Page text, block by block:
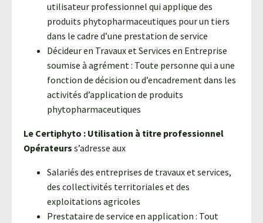
utilisateur professionnel qui applique des
produits phytopharmaceutiques pour un tiers
dans le cadre d’une prestation de service
Décideur en Travaux et Services en Entreprise
soumise à agrément : Toute personne qui a une
fonction de décision ou d’encadrement dans les
activités d’application de produits
phytopharmaceutiques
Le Certiphyto : Utilisation à titre professionnel
Opérateurs s’adresse aux
Salariés des entreprises de travaux et services,
des collectivités territoriales et des
exploitations agricoles
Prestataire de service en application : Tout